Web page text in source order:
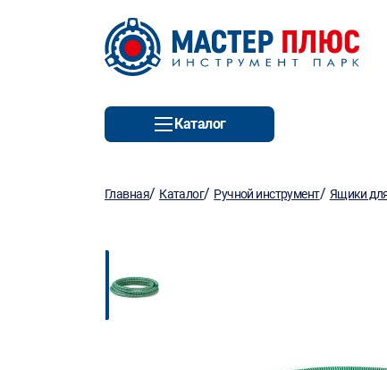
Каталог
Главная/ Каталог/ Ручной инструмент/ Ящики